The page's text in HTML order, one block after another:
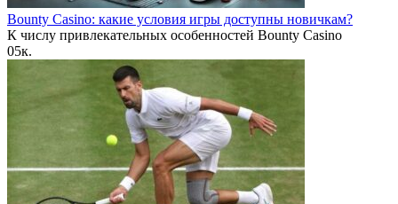
Bounty Casino: какие условия игры доступны новичкам?
К числу привлекательных особенностей Bounty Casino
05к.